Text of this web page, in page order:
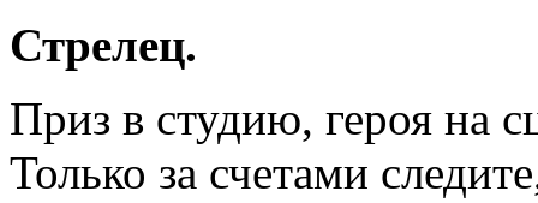
Стрелец.
Приз в студию, героя на
Только за счетами